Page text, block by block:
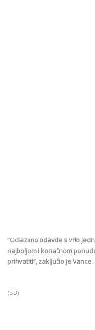
“Odlazimo odavde s vrlo
najboljom i konačnom
prihvatiti”, zaključio je Vance.
(SB)